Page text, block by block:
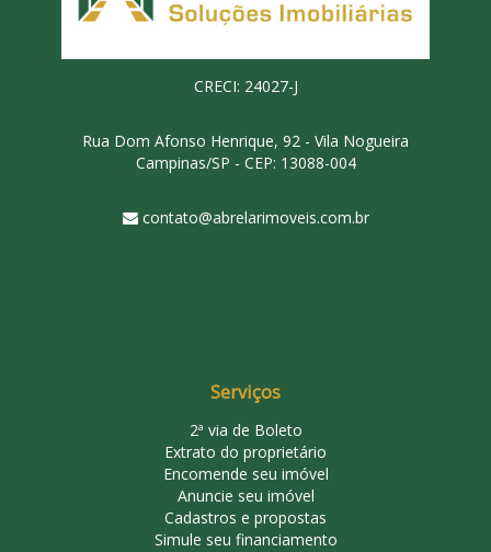
CRECI: 24027-J
Rua Dom Afonso Henrique, 92 - Vila Nogueira
Campinas/SP - CEP: 13088-004
contato@abrelarimoveis.com.br
Serviços
2ª via de Boleto
Extrato do proprietário
Encomende seu imóvel
Anuncie seu imóvel
Cadastros e propostas
Simule seu financiamento